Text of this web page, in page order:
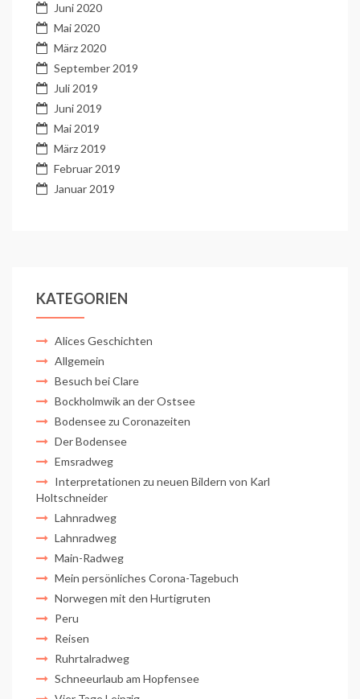
Juni 2020
Mai 2020
März 2020
September 2019
Juli 2019
Juni 2019
Mai 2019
März 2019
Februar 2019
Januar 2019
KATEGORIEN
Alices Geschichten
Allgemein
Besuch bei Clare
Bockholmwik an der Ostsee
Bodensee zu Coronazeiten
Der Bodensee
Emsradweg
Interpretationen zu neuen Bildern von Karl
Holtschneider
Lahnradweg
Lahnradweg
Main-Radweg
Mein persönliches Corona-Tagebuch
Norwegen mit den Hurtigruten
Peru
Reisen
Ruhrtalradweg
Schneeurlaub am Hopfensee